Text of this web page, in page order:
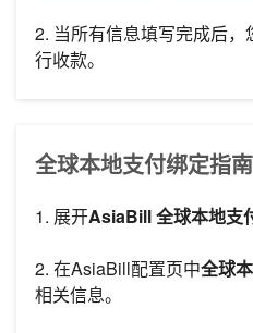
2. 当所有信息填写完成后，
行收款。
全球本地支付绑定指南
1. 展开AsiaBill全球本地支
2. 在AsiaBill配置页中全球
相关信息。